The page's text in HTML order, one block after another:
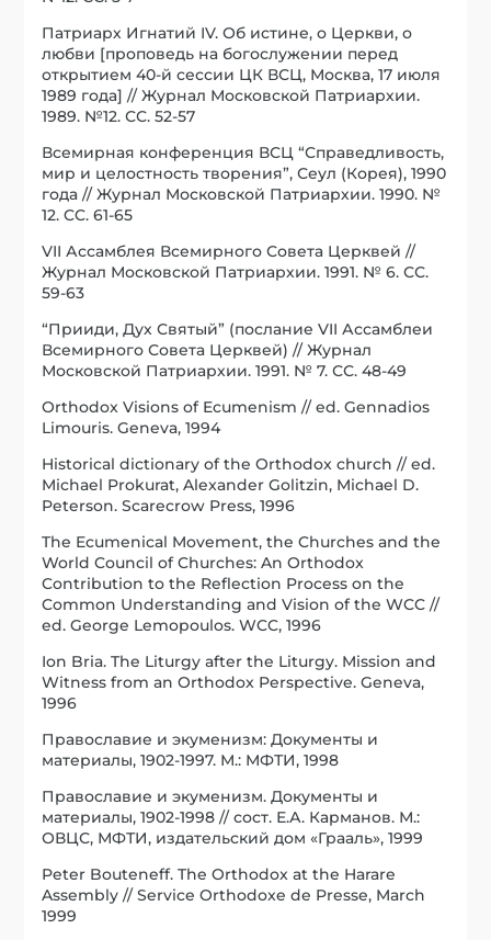
Патриарх Игнатий IV. Об истине, о Церкви, о
любви [проповедь на богослужении перед
открытием 40-й сессии ЦК ВСЦ, Москва, 17 июля
1989 года] // Журнал Московской Патриархии.
1989. №12. СС. 52-57
Всемирная конференция ВСЦ “Справедливость,
мир и целостность творения”, Сеул (Корея), 1990
года // Журнал Московской Патриархии. 1990. №
12. CC. 61-65
VII Ассамблея Всемирного Совета Церквей //
Журнал Московской Патриархии. 1991. № 6. СС.
59-63
“Прииди, Дух Святый” (послание VII Ассамблеи
Всемирного Совета Церквей) // Журнал
Московской Патриархии. 1991. № 7. СС. 48-49
Orthodox Visions of Ecumenism // ed. Gennadios
Limouris. Geneva, 1994
Historical dictionary of the Orthodox church // ed.
Michael Prokurat, Alexander Golitzin, Michael D.
Peterson. Scarecrow Press, 1996
The Ecumenical Movement, the Churches and the
World Council of Churches: An Orthodox
Contribution to the Reflection Process on the
Common Understanding and Vision of the WCC //
ed. George Lemopoulos. WCC, 1996
Ion Bria. The Liturgy after the Liturgy. Mission and
Witness from an Orthodox Perspective. Geneva,
1996
Православие и экуменизм: Документы и
материалы, 1902-1997. М.: МФТИ, 1998
Православие и экуменизм. Документы и
материалы, 1902-1998 // сост. Е.А. Карманов. М.:
ОВЦС, МФТИ, издательский дом «Грааль», 1999
Peter Bouteneff. The Orthodox at the Harare
Assembly // Service Orthodoxe de Presse, March
1999